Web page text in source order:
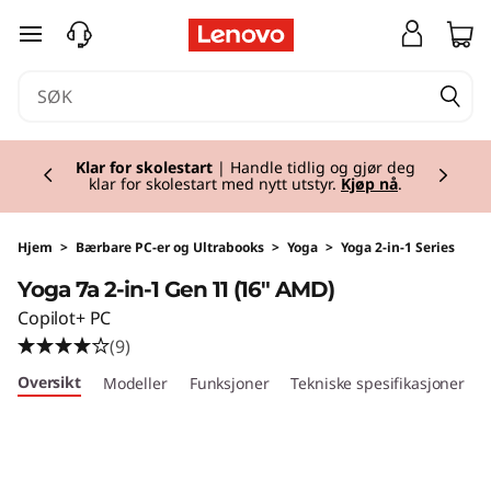
Y
7
a
2
gå til hovedinnhold
Klar for skolestart | Handle tidlig og gjør deg
klar for skolestart med nytt utstyr.Kjøp nå.
Hjem > Bærbare PC-er og Ultrabooks > Yoga > Yoga 2-in-1 Series
Yoga 7a 2-in-1 Gen 11 (16" AMD)
Copilot+ PC
(9)
Oversikt Modeller Funksjoner Tekniske spesifikasjoner